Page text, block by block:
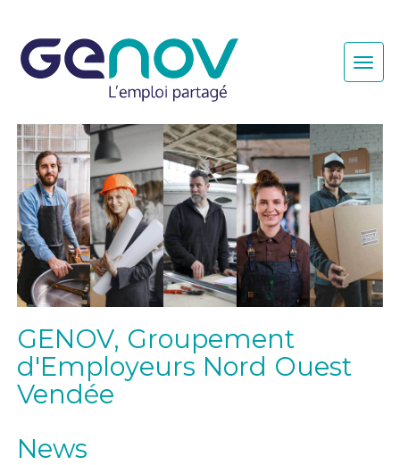
GENOV, Groupement
d'Employeurs Nord Ouest
Vendée
News